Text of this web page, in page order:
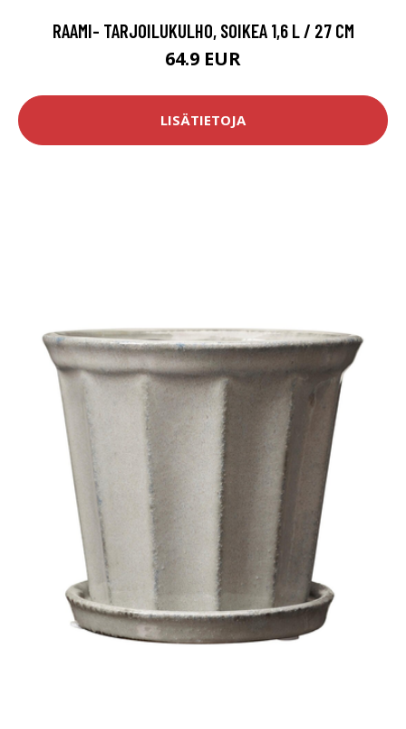
RAAMI- TARJOILUKULHO, SOIKEA 1,6 L / 27 CM
64.9 EUR
LISÄTIETOJA